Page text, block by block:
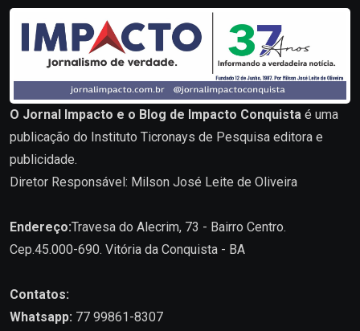
O Jornal Impacto e o Blog de Impacto Conquista é uma
publicação do Instituto Ticronays de Pesquisa editora e
publicidade.
Diretor Responsável: Milson José Leite de Oliveira
Endereço:Travesa do Alecrim, 73 - Bairro Centro.
Cep.45.000-690. Vitória da Conquista - BA
Contatos:
Whatsapp: 77 99861-8307